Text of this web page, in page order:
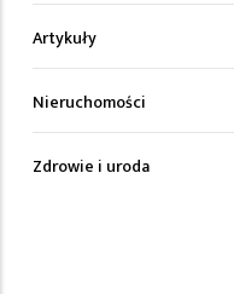
Artykuły
Nieruchomości
Zdrowie i uroda